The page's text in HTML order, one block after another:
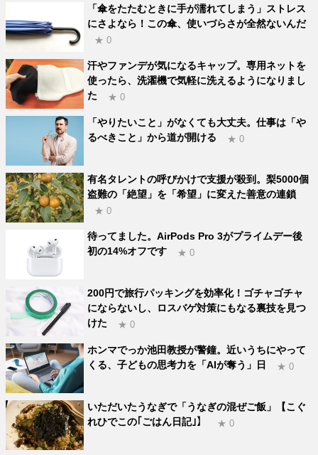
「傘をたたむときに手が濡れてしまう」ストレス
にさよなら！この傘、使いづらさが全然ないんだ
★ 0
汗やファンデが気になるキャップ。専用ネットを
使ったら、洗濯機で気軽に洗えるようになりまし
た
★ 0
「やりたいこと」がなくても大丈夫。仕事は「や
るべきこと」から道が開ける
★ 0
有名タレントの呼びかけで支援が殺到。梨5000個
盗難の「絶望」を「希望」に変えた善意の連鎖
★ 0
待ってました。AirPods Pro 3がプライムデー後
初の14%オフです
★ 0
200円で旅行パッキングを効率化！ゴチャゴチャ
にならないし、ロスバゲ対策にもなる裏技を見つ
けた
★ 0
ホンマでっか池田教授が警鐘。近いうちにやって
くる、子どもの思考力を「AIが奪う」日
★ 0
いただいたうなぎで「うなぎの混ぜご飯」【こぐ
れひでこの｢ごはん日記｣】
★ 0